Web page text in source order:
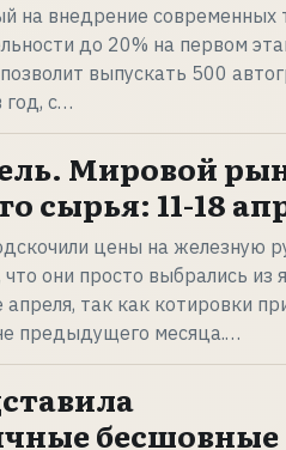
на внедрение современных
до 20% на первом
выпускать 500
год, с…
Мировой
сырья: 11-18
цены на железную
они просто выбрались из
так как котировки
предыдущего месяца.…
бесшовные